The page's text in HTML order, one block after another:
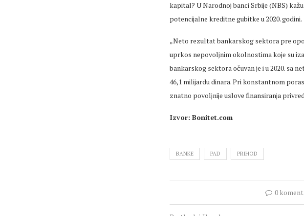
kapital? U Narodnoj banci Srbije (NBS)
potencijalne kreditne gubitke u 2020. godini.
„Neto rezultat bankarskog sektora pre
uprkos nepovoljnim okolnostima koje su
bankarskog sektora očuvan je i u 2020. sa
46,1 milijardu dinara. Pri konstantnom
znatno povoljnije uslove finansiranja
Izvor: Bonitet.com
BANKE PAD PRIHOD
0